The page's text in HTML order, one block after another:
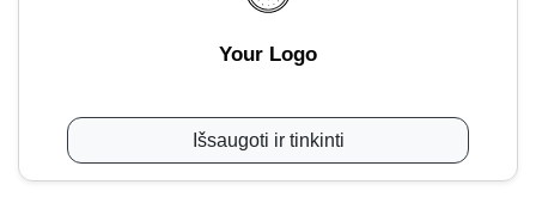
Your Logo
Išsaugoti ir tinkinti